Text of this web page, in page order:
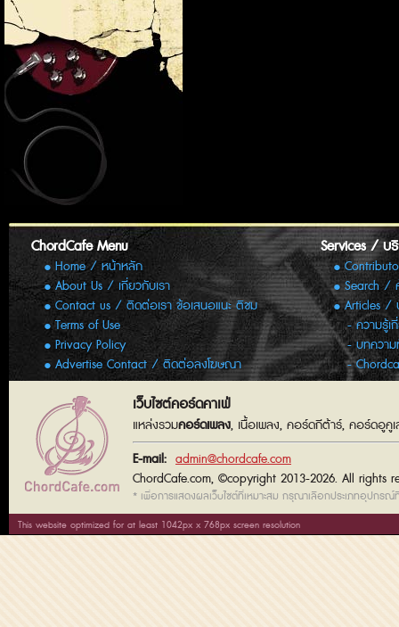
ChordCafe Menu
Home / หน้าหลัก
About Us / เกี่ยวกับเรา
Contact us / ติดต่อเรา ข้อเสนอแนะ ติชม
Terms of Use
Privacy Policy
Advertise Contact / ติดต่อลงโฆษณา
Services / บ
Search /
Articles /
ความรู้
บทความ
เว็บไซต์คอร์ดคาเฟ่
แหล่งรวมคอร์ดเพลง, เนื้อเพลง, คอร์ดกีต้าร์, คอร์ดอูคู
E-mail: admin@chordcafe.com
ChordCafe.com, ©copyright 2013-2026. All rights
* เพื่อการแสดงผลเว็บไซต์ที่เหมาะสม กรุณาเลือกประเภทอุปกรณ์
This website optimized for at least 1042px x 768px screen resolution